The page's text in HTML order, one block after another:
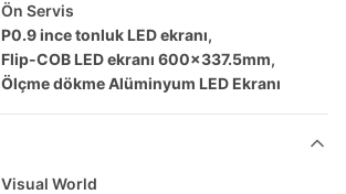
Ön Servis
P0.9 ince tonluk LED ekranı,
Flip-COB LED ekranı 600x337.5mm,
Ölçme dökme Alüminyum LED Ekranı
Visual World